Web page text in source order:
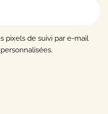
pixels de suivi par e-mail